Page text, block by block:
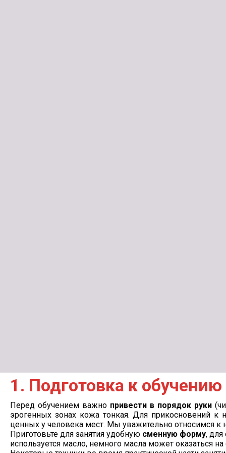
1. Подготовка к обучению
Перед обучением важно привести в порядок руки
эрогенных зонах кожа тонкая. Для прикосновений
ценных у человека мест. Мы уважительно относимся к
Приготовьте для занятия удобную сменную форму,
используется масло, немного масла может оказаться